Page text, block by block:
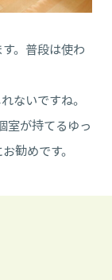
。普段は使わ
ないですね。
室が持てるゆっ
勧めです。